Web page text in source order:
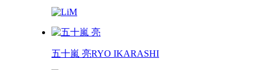
五十嵐 亮RYO IKARASHI